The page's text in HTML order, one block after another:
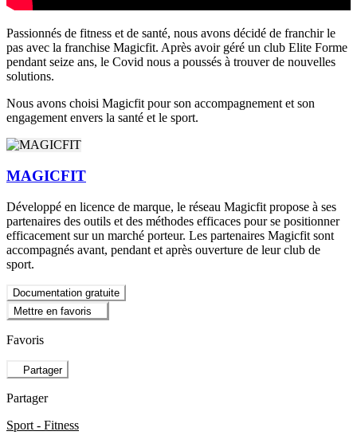
Passionnés de fitness et de santé, nous avons décidé de franchir le
pas avec la franchise Magicfit. Après avoir géré un club Elite Forme
pendant seize ans, le Covid nous a poussés à trouver de nouvelles
solutions.
Nous avons choisi Magicfit pour son accompagnement et son
engagement envers la santé et le sport.
MAGICFIT
Développé en licence de marque, le réseau Magicfit propose à ses
partenaires des outils et des méthodes efficaces pour se positionner
efficacement sur un marché porteur. Les partenaires Magicfit sont
accompagnés avant, pendant et après ouverture de leur club de
sport.
Documentation gratuite
Mettre en favoris
Favoris
Partager
Partager
Sport - Fitness